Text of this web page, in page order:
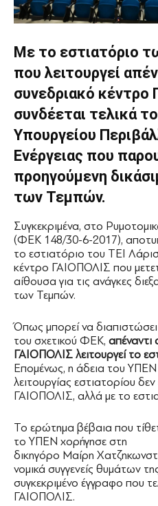
Με το εστιατόριο
που λειτουργεί
συνεδριακό κέντρο
συνδέεται τελικά
Υπουργείου
Ενέργειας που
προηγούμενη
των Τεμπών.
Συγκεκριμένα, στο
(ΦΕΚ 148/30-6-2017),
το εστιατόριο του ΤΕΙ
κέντρο ΓΑΙΟΠΟΛΙΣ που
αίθουσα για τις ανάγκες
των Τεμπών.
Όπως μπορεί να
του σχετικού ΦΕΚ, απέναντι
ΓΑΙΟΠΟΛΙΣ λειτουργεί το
Επομένως, η άδεια του ΥΠΕΝ
λειτουργίας εστιατορίου
ΓΑΙΟΠΟΛΙΣ, αλλά με το
Το ερώτημα βέβαια που
το ΥΠΕΝ χορήγησε στη
δικηγόρο Μαίρη
νομικά συγγενείς θυμάτων
συγκεκριμένο έγγραφο που
ΓΑΙΟΠΟΛΙΣ.